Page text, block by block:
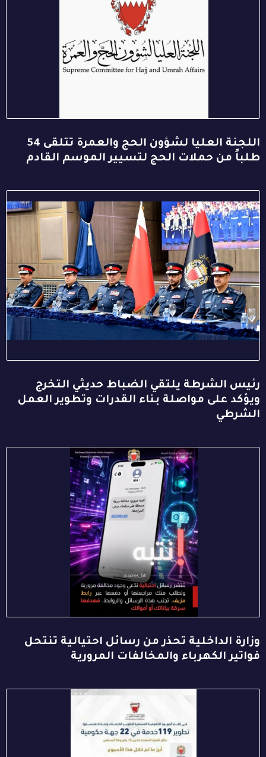
اللجنة العليا لشؤون الحج والعمرة تتلقى 54
طلباً من حملات الحج لتسيير الموسم القادم
رئيس الشرطة يلتقي الضباط حديثي التخرج
ويؤكد على مواصلة بناء القدرات وتطوير العمل
الشرطي
وزارة الداخلية تحذر من رسائل احتيالية تنتحل
فواتير الكهرباء والمخالفات المرورية